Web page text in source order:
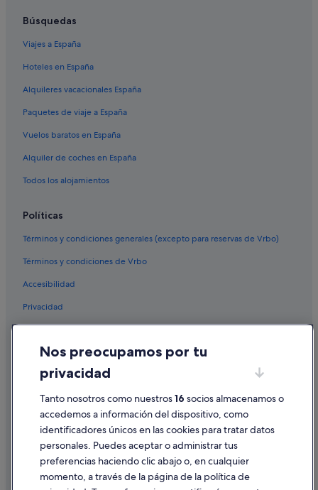
Búsquedas
Viajes a España
Hoteles en España
Alquileres vacacionales España
Paquetes de viaje a España
Vuelos baratos en España
Alquiler de coches en España
Todos los alojamientos
Políticas
Términos y condiciones generales (excepto para reservas de Vrbo)
Términos y condiciones de Vrbo
Accesibilidad
Privacidad
Condiciones de uso
Información legal/contacto
Pautas sobre el contenido y cómo denunciar contenido
Ayuda
Cancelar un vuelo
Nos preocupamos por tu
privacidad
Tanto nosotros como nuestros16 socios almacenamos o
accedemos a información del dispositivo, como
identificadores únicos en las cookies para tratar datos
personales. Puedes aceptar o administrar tus
preferencias haciendo clic abajo o, en cualquier
momento, a través de la página de la política de